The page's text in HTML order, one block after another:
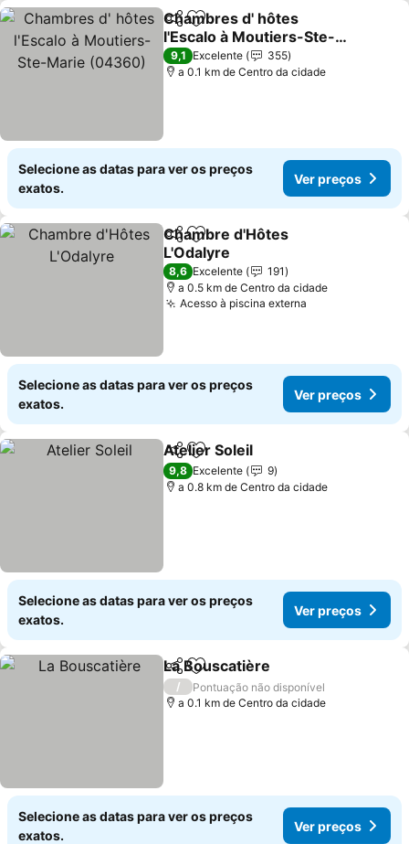
PartilharAdicionar aos favoritos
Chambres d' hôtes
l'Escalo à Moutiers-Ste-
Marie (04360)
Ver preços
9,1 Excelente
355
a 0.1 km de Centro da cidade
Selecione as datas para ver os preços
exatos.
Ver preços
PartilharAdicionar aos favoritos
Chambre d'Hôtes
L'Odalyre
Ver preços
8,6 Excelente
191
a 0.5 km de Centro da cidade
Acesso à piscina externa
Selecione as datas para ver os preços
exatos.
Ver preços
PartilharAdicionar aos favoritos
Atelier Soleil
9,8 Excelente
9
a 0.8 km de Centro da cidade
Selecione as datas para ver os preços
exatos.
Ver preços
PartilharAdicionar aos favoritos
La Bouscatière
/
Pontuação não disponível
a 0.1 km de Centro da cidade
Selecione as datas para ver os preços
exatos.
Ver preços